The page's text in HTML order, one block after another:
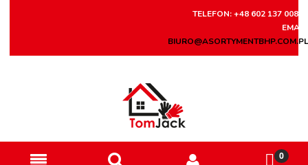
TELEFON: +48 602 137 008
EMAIL:
BIURO@ASORTYMENTBHP.COM.PL